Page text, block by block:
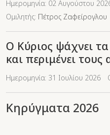
Ημερομηνία: 02 Αυγούστου
Ομιλητής: Πέτρος Ζαφείρογλου
Ο Κύριος ψάχνει
και περιμένει
Ημερομηνία: 31 Ιουλίου 2026
Κηρύγματα 2026